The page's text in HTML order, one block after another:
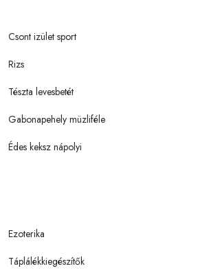
Csont izület sport
Rizs
Tészta levesbetét
Gabonapehely müzliféle
Édes keksz nápolyi
Ezoterika
Táplálékkiegészítők